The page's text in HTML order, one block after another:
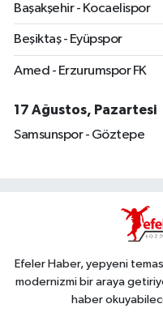
Başakşehir - Kocaelispor
Beşiktaş - Eyüpspor
Amed - Erzurumspor FK
17 Ağustos, Pazartesi
Samsunspor - Göztepe
Efeler Haber, yepyeni
modernizmi bir araya
haber